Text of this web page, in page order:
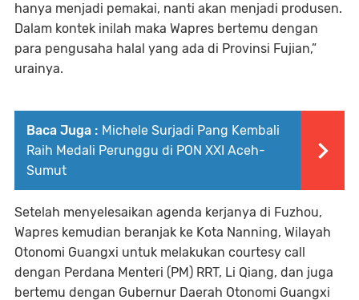
hanya menjadi pemakai, nanti akan menjadi produsen.
Dalam kontek inilah maka Wapres bertemu dengan
para pengusaha halal yang ada di Provinsi Fujian,”
urainya.
Baca Juga : Michele Surjadi Pang Kembali
Raih Medali Perunggu di PON XXI Aceh-
Sumut
Setelah menyelesaikan agenda kerjanya di Fuzhou,
Wapres kemudian beranjak ke Kota Nanning, Wilayah
Otonomi Guangxi untuk melakukan courtesy call
dengan Perdana Menteri (PM) RRT, Li Qiang, dan juga
bertemu dengan Gubernur Daerah Otonomi Guangxi